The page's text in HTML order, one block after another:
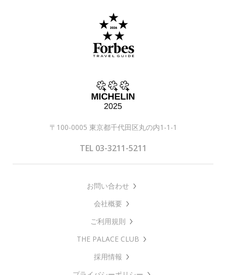
〒100-0005 東京都千代田区丸の内1-1-1
TEL 03-3211-5211
お問い合わせ
会社概要
ご利用規則
THE PALACE CLUB
採用情報